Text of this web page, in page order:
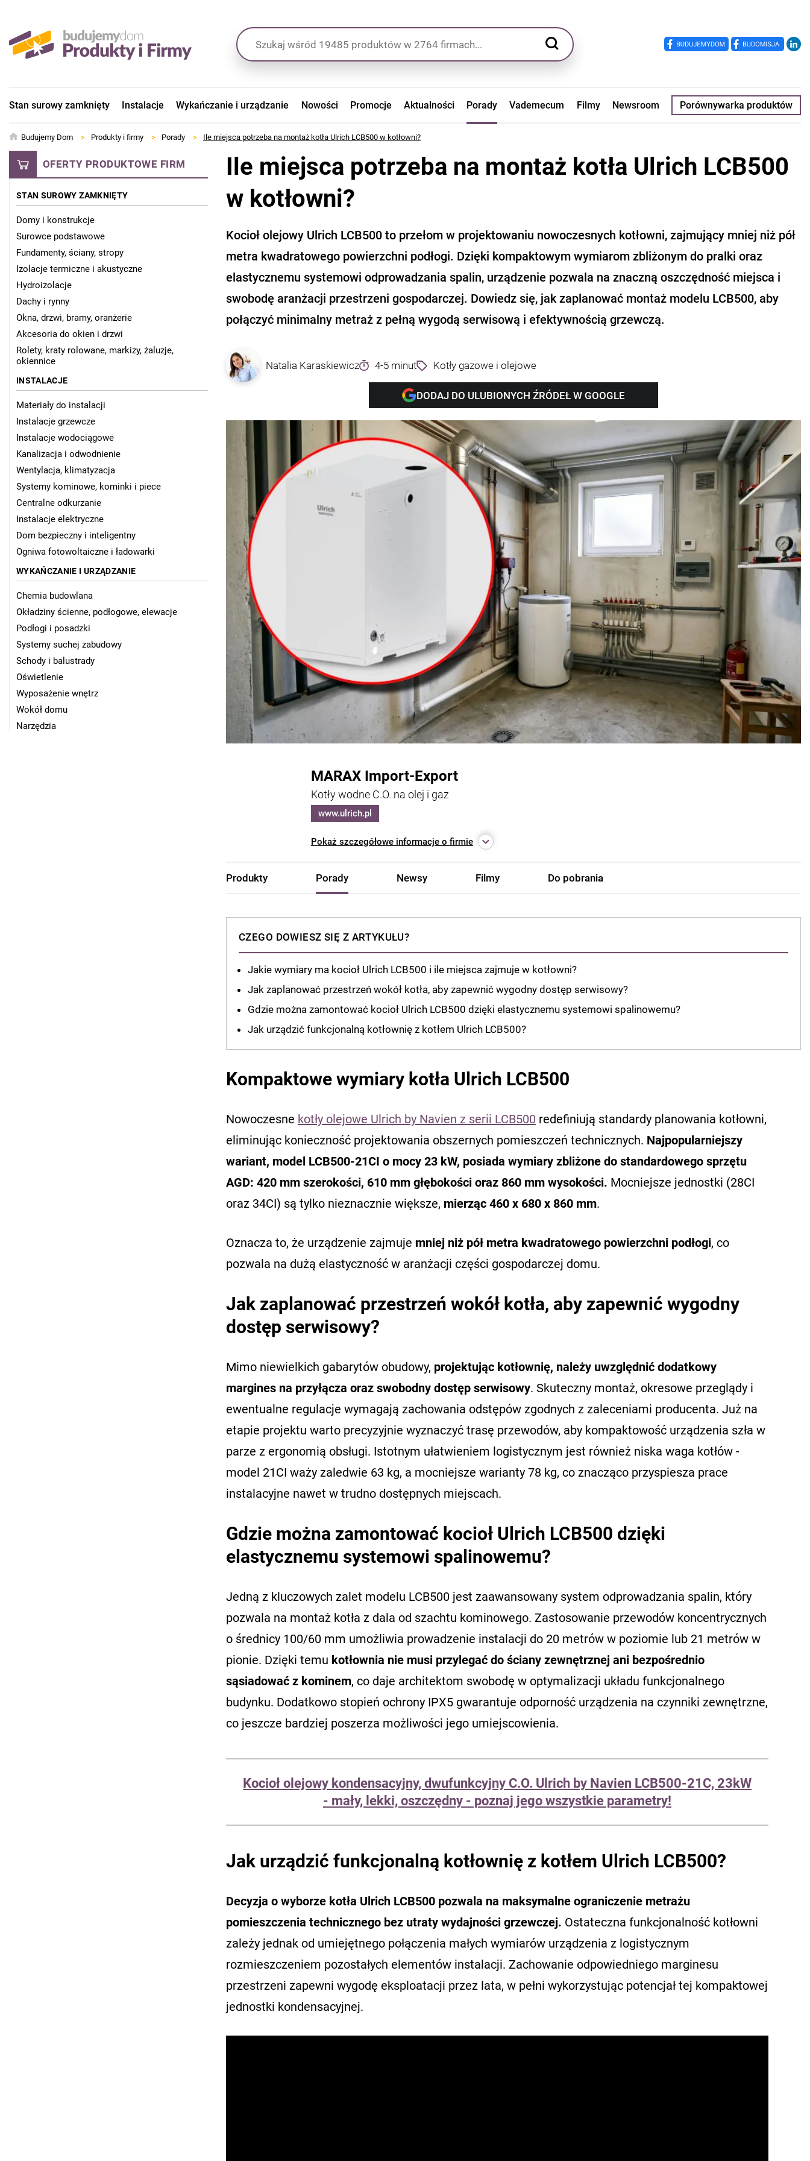
Stan surowy zamknięty Instalacje Wykańczanie i urządzanie Nowości Promocje Aktualności Porady Vademecum Filmy Newsroom Porównywarka produktów
Budujemy Dom > Produkty i firmy > Porady > Ile miejsca potrzeba na montaż kotła Ulrich LCB500 w kotłowni?
OFERTY PRODUKTOWE FIRM
STAN SUROWY ZAMKNIĘTY
Domy i konstrukcje
Surowce podstawowe
Fundamenty, ściany, stropy
Izolacje termiczne i akustyczne
Hydroizolacje
Dachy i rynny
Okna, drzwi, bramy, oranżerie
Akcesoria do okien i drzwi
Rolety, kraty rolowane, markizy, żaluzje,
okiennice
INSTALACJE
Materiały do instalacji
Instalacje grzewcze
Instalacje wodociągowe
Kanalizacja i odwodnienie
Wentylacja, klimatyzacja
Systemy kominowe, kominki i piece
Centralne odkurzanie
Instalacje elektryczne
Dom bezpieczny i inteligentny
Ogniwa fotowoltaiczne i ładowarki
WYKAŃCZANIE I URZĄDZANIE
Chemia budowlana
Okładziny ścienne, podłogowe, elewacje
Podłogi i posadzki
Systemy suchej zabudowy
Schody i balustrady
Oświetlenie
Wyposażenie wnętrz
Wokół domu
Narzędzia
Ile miejsca potrzeba na montaż kotła Ulrich LCB500
w kotłowni?
Kocioł olejowy Ulrich LCB500 to przełom w projektowaniu nowoczesnych kotłowni, zajmujący mniej niż pół
metra kwadratowego powierzchni podłogi. Dzięki kompaktowym wymiarom zbliżonym do pralki oraz
elastycznemu systemowi odprowadzania spalin, urządzenie pozwala na znaczną oszczędność miejsca i
swobodę aranżacji przestrzeni gospodarczej. Dowiedz się, jak zaplanować montaż modelu LCB500, aby
połączyć minimalny metraż z pełną wygodą serwisową i efektywnością grzewczą.
Natalia Karaskiewicz 4-5 minut Kotły gazowe i olejowe
DODAJ DO ULUBIONYCH ŹRÓDEŁ W GOOGLE
MARAX Import-Export
Kotły wodne C.O. na olej i gaz
www.ulrich.pl
Pokaż szczegółowe informacje o firmie
Produkty Porady Newsy Filmy Do pobrania
CZEGO DOWIESZ SIĘ Z ARTYKUŁU?
Jakie wymiary ma kocioł Ulrich LCB500 i ile miejsca zajmuje w kotłowni?
Jak zaplanować przestrzeń wokół kotła, aby zapewnić wygodny dostęp serwisowy?
Gdzie można zamontować kocioł Ulrich LCB500 dzięki elastycznemu systemowi spalinowemu?
Jak urządzić funkcjonalną kotłownię z kotłem Ulrich LCB500?
Kompaktowe wymiary kotła Ulrich LCB500
Nowoczesne kotły olejowe Ulrich by Navien z serii LCB500 redefiniują standardy planowania kotłowni,
eliminując konieczność projektowania obszernych pomieszczeń technicznych. Najpopularniejszy
wariant, model LCB500-21CI o mocy 23 kW, posiada wymiary zbliżone do standardowego sprzętu
AGD: 420 mm szerokości, 610 mm głębokości oraz 860 mm wysokości. Mocniejsze jednostki (28CI
oraz 34CI) są tylko nieznacznie większe, mierząc 460 x 680 x 860 mm.
Oznacza to, że urządzenie zajmuje mniej niż pół metra kwadratowego powierzchni podłogi, co
pozwala na dużą elastyczność w aranżacji części gospodarczej domu.
Jak zaplanować przestrzeń wokół kotła, aby zapewnić wygodny
dostęp serwisowy?
Mimo niewielkich gabarytów obudowy, projektując kotłownię, należy uwzględnić dodatkowy
margines na przyłącza oraz swobodny dostęp serwisowy. Skuteczny montaż, okresowe przeglądy i
ewentualne regulacje wymagają zachowania odstępów zgodnych z zaleceniami producenta. Już na
etapie projektu warto precyzyjnie wyznaczyć trasę przewodów, aby kompaktowość urządzenia szła w
parze z ergonomią obsługi. Istotnym ułatwieniem logistycznym jest również niska waga kotłów -
model 21CI waży zaledwie 63 kg, a mocniejsze warianty 78 kg, co znacząco przyspiesza prace
instalacyjne nawet w trudno dostępnych miejscach.
Gdzie można zamontować kocioł Ulrich LCB500 dzięki
elastycznemu systemowi spalinowemu?
Jedną z kluczowych zalet modelu LCB500 jest zaawansowany system odprowadzania spalin, który
pozwala na montaż kotła z dala od szachtu kominowego. Zastosowanie przewodów koncentrycznych
o średnicy 100/60 mm umożliwia prowadzenie instalacji do 20 metrów w poziomie lub 21 metrów w
pionie. Dzięki temu kotłownia nie musi przylegać do ściany zewnętrznej ani bezpośrednio
sąsiadować z kominem, co daje architektom swobodę w optymalizacji układu funkcjonalnego
budynku. Dodatkowo stopień ochrony IPX5 gwarantuje odporność urządzenia na czynniki zewnętrzne,
co jeszcze bardziej poszerza możliwości jego umiejscowienia.
Kocioł olejowy kondensacyjny, dwufunkcyjny C.O. Ulrich by Navien LCB500-21C, 23kW
- mały, lekki, oszczędny - poznaj jego wszystkie parametry!
Jak urządzić funkcjonalną kotłownię z kotłem Ulrich LCB500?
Decyzja o wyborze kotła Ulrich LCB500 pozwala na maksymalne ograniczenie metrażu
pomieszczenia technicznego bez utraty wydajności grzewczej. Ostateczna funkcjonalność kotłowni
zależy jednak od umiejętnego połączenia małych wymiarów urządzenia z logistycznym
rozmieszczeniem pozostałych elementów instalacji. Zachowanie odpowiedniego marginesu
przestrzeni zapewni wygodę eksploatacji przez lata, w pełni wykorzystując potencjał tej kompaktowej
jednostki kondensacyjnej.